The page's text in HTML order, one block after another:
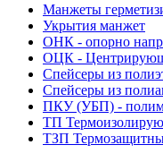
Манжеты
Укрытия манжет
ОНК - опорно
ОЦК -
Спейсеры из
Спейсеры из
ПКУ (УБП) -
ТП
ТЗП